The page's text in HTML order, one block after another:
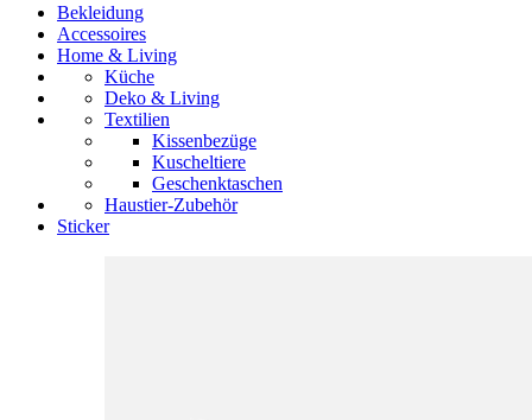
Bekleidung
Accessoires
Home & Living
Küche
Deko & Living
Textilien
Kissenbezüge
Kuscheltiere
Geschenktaschen
Haustier-Zubehör
Sticker